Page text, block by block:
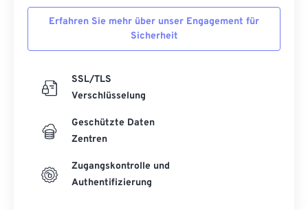
Erfahren Sie mehr über unser Engagement für
Sicherheit
SSL/TLS
Verschlüsselung
Geschützte Daten
Zentren
Zugangskontrolle und
Authentifizierung